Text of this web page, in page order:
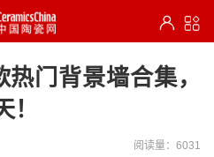
门背景墙合集，
阅读量：6031